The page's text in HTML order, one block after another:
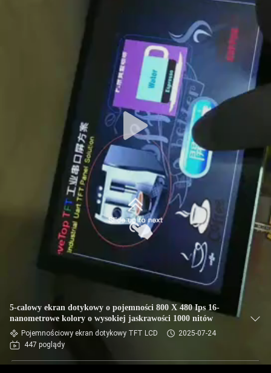
5-calowy ekran dotykowy o pojemności 800 X 480 Ips 16-
nanometrowe kolory o wysokiej jaskrawości 1000 nitów
Pojemnościowy ekran dotykowy TFT LCD
2025-07-24
447 poglądy